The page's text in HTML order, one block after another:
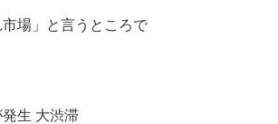
場」と言うところで
生 大渋滞